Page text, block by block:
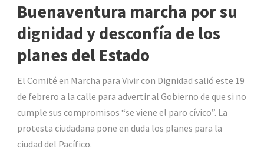
Buenaventura marcha por su
dignidad y desconfía de los
planes del Estado
El Comité en Marcha para Vivir con Dignidad salió este 19
de febrero a la calle para advertir al Gobierno de que si no
cumple sus compromisos “se viene el paro cívico”. La
protesta ciudadana pone en duda los planes para la
ciudad del Pacífico.